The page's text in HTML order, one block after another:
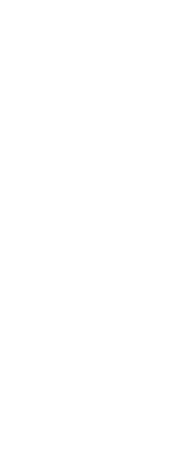
dopune
gasova
Zašto ih
uradite
Zbog
na